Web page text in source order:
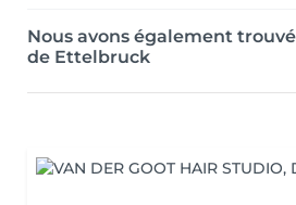
Nous avons également
de Ettelbruck